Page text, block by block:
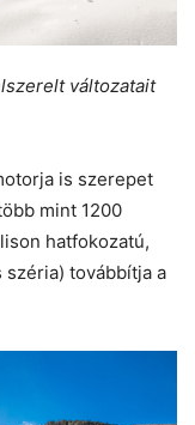
változatait
is szerepet
mint 1200
hatfokozatú,
továbbítja a